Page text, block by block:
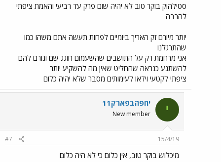
סטילהוק בוקר טוב לא יהיה שום פרק עד רביעי והאמת ציפתי
להרבה
יותר מיורם זק האריך ביומיים לפחות תעשה אתם משהו כמו
שהתרגלנו
אני מרחמת רק על התושבים שהשעמום חוגג שם וגורם להם
להשתגע כנראה שהחליט שאין מה להשקיע יותר
ציפתי לקטעי וידאו לעימותים מסבר שלא יהיה כלום
י יחפהבפארק11
New member
15/4/19
#7
מיכלוש בוקר טוב, אין כלום כי לא היה כלום